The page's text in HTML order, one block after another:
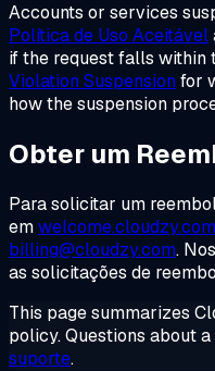
Accounts or services
Política de Uso Aceitável
if the request falls within
Violation Suspension for
how the suspension
Obter um
Para solicitar um
emwelcome.cloudzy.com
billing@cloudzy.com.
as solicitações de
This page summarizes
policy. Questions about
suporte.